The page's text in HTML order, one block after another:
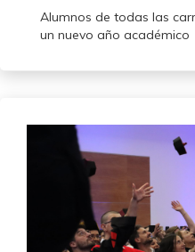
Alumnos de todas las
un nuevo año académico